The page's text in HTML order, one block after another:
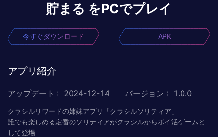
貯まる をPCでプレイ
今すぐダウンロード APK
アプリ紹介
アップデート : 2024-12-14 バージョン : 1.0.0
クラシルリワードの姉妹アプリ「クラシルソリティア」
誰でも楽しめる定番のソリティアがクラシルからポイ活ゲームと
して登場